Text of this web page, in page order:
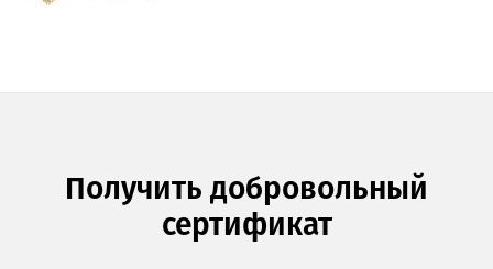
Получить добровольный
сертификат